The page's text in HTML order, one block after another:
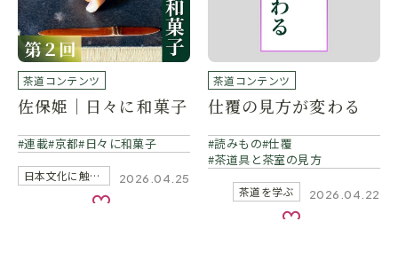
茶道コンテンツ
佐保姫｜日々に和菓子
連載 京都 日々に和菓子
日本文化に触れる 2026.04.25
お気に入り
茶道コンテンツ
仕覆の見方が変わる
読みもの 仕覆
茶道具と茶室の見方
茶道を学ぶ 2026.04.22
お気に入り